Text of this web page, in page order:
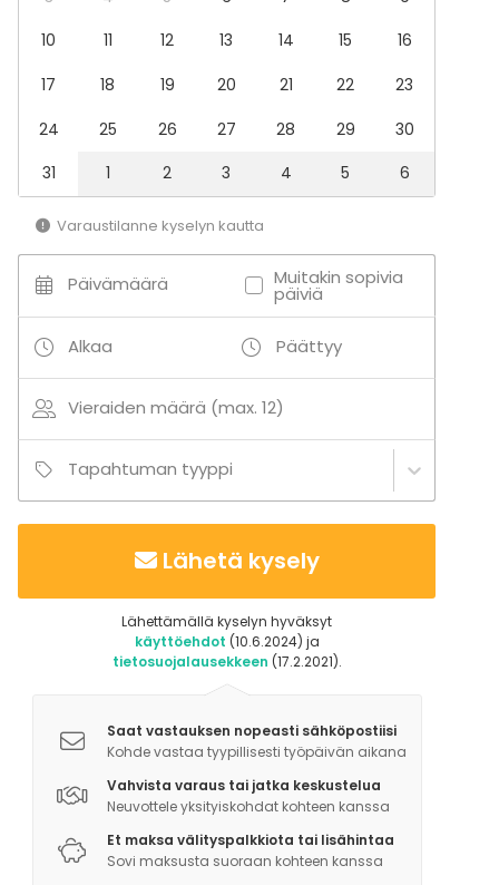
Esitys / näytös
Mökkireissu / retriitti
Pikkujoulut
Tilatyypit
Kartano / Huvila
Ulkotila
Aktiviteetit
Uinti
10
11 12 13 14 15
16
17
18 19 20 21 22
23
24
25 26 27 28 29
30
31
1 2 3 4 5 6
Varaustilanne kyselyn kautta
Päivämäärä Muitakin sopivia
päiviä
Alkaa Päättyy
Vieraiden määrä (max. 12)
Tapahtuman tyyppi
Lähetä kysely
Lähettämällä kyselyn hyväksyt
käyttöehdot (10.6.2024) ja
tietosuojalausekkeen (17.2.2021).
Saat vastauksen nopeasti sähköpostiisi
Kohde vastaa tyypillisesti työpäivän aikana
Vahvista varaus tai jatka keskustelua
Neuvottele yksityiskohdat kohteen kanssa
Et maksa välityspalkkiota tai lisähintaa
Sovi maksusta suoraan kohteen kanssa